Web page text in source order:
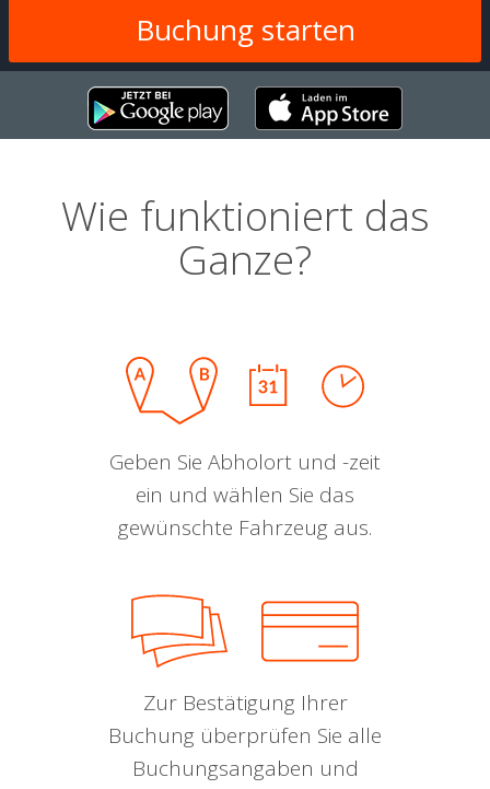
Wie funktioniert das
Ganze?
Geben Sie Abholort und -zeit
ein und wählen Sie das
gewünschte Fahrzeug aus.
Zur Bestätigung Ihrer
Buchung überprüfen Sie alle
Buchungsangaben und